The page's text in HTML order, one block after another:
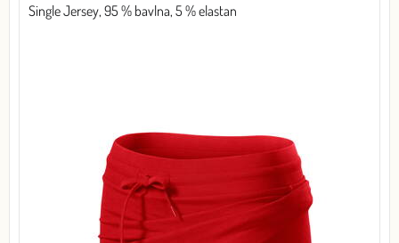
Single Jersey, 95 % bavlna, 5 % elastan